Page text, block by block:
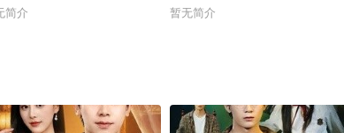
简介 暂无简介